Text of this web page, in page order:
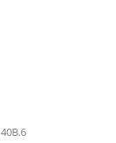
40B.6